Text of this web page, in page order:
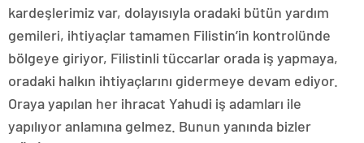
kardeşlerimiz var, dolayısıyla oradaki bütün yardım
gemileri, ihtiyaçlar tamamen Filistin’in kontrolünde
bölgeye giriyor, Filistinli tüccarlar orada iş yapmaya,
oradaki halkın ihtiyaçlarını gidermeye devam ediyor.
Oraya yapılan her ihracat Yahudi iş adamları ile
yapılıyor anlamına gelmez. Bunun yanında bizler